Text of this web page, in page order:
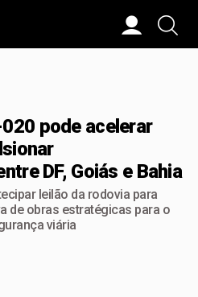
pode acelerar
DF, Goiás e Bahia
leilão da rodovia para
de obras estratégicas para o
viária